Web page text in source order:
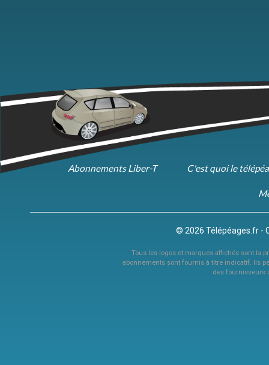
Abonnements Liber-T C'est quoi le
© 2026 Télépéages.fr -
Tous les logos et marques affichés sont la
abonnements sont fournis à titre indicatif. Ils
des fournisseurs